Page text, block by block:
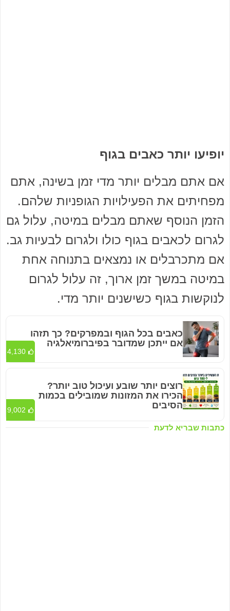
יופיעו יותר כאבים בגוף
אם אתם מבלים יותר מדי זמן בשינה, אתם
מפחיתים את הפעילויות הגופניות שלהם.
הזמן הנוסף שאתם מבלים במיטה, עלול גם
לגרום לכאבים בגוף כולו ולגרום לבעיות גב.
אם מתכרבלים או נמצאים בתנוחה אחת
במיטה במשך זמן ארוך, זה עלול לגרום
לנוקשות בגוף כשישנים יותר מדי.
כתבות שבריא לדעת
כאבים בכל הגוף ובמפרקים? כך תזהו
אם ייתכן שמדובר בפיברומיאלגיה
4,130
רוצים יותר שובע ועיכול טוב יותר?
הכירו את המזונות שמובילים בכמות
הסיבים
9,002